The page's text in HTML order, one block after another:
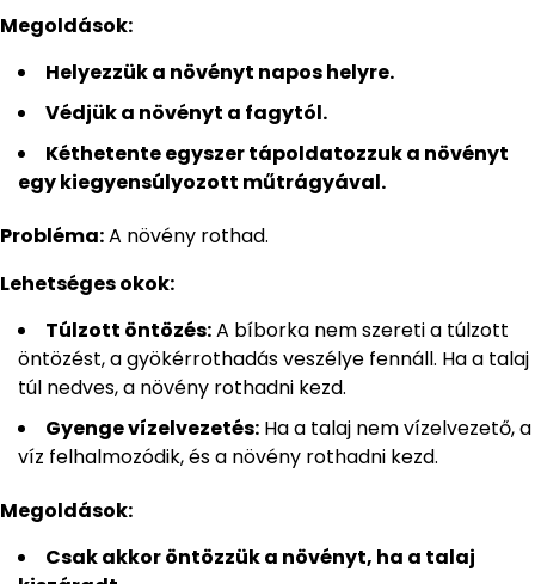
Megoldások:
Helyezzük a növényt napos helyre.
Védjük a növényt a fagytól.
Kéthetente egyszer tápoldatozzuk a növényt
egy kiegyensúlyozott műtrágyával.
Probléma:A növény rothad.
Lehetséges okok:
Túlzott öntözés:A bíborka nem szereti a túlzott
öntözést, a gyökérrothadás veszélye fennáll. Ha a talaj
túl nedves, a növény rothadni kezd.
Gyenge vízelvezetés: Ha a talaj nem vízelvezető, a
víz felhalmozódik, és a növény rothadni kezd.
Megoldások:
Csak akkor öntözzük a növényt, ha a talaj